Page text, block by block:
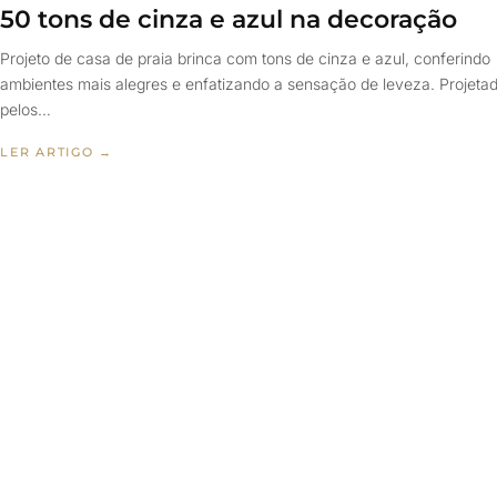
50 tons de cinza e azul na decoração
Projeto de casa de praia brinca com tons de cinza e azul, conferindo
ambientes mais alegres e enfatizando a sensação de leveza.
pelos…
LER ARTIGO →